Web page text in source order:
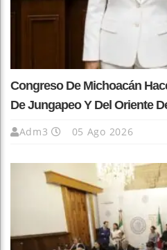
Congreso De Michoacán
De Jungapeo Y Del Oriente
Adm3 05 Ago 2026